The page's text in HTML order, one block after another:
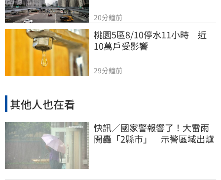
20分鐘前
桃園5區8/10停水11小時　近
10萬戶受影響
29分鐘前
其他人也在看
快訊／國家警報響了！大雷雨
開轟「2縣市」 示警區域出爐